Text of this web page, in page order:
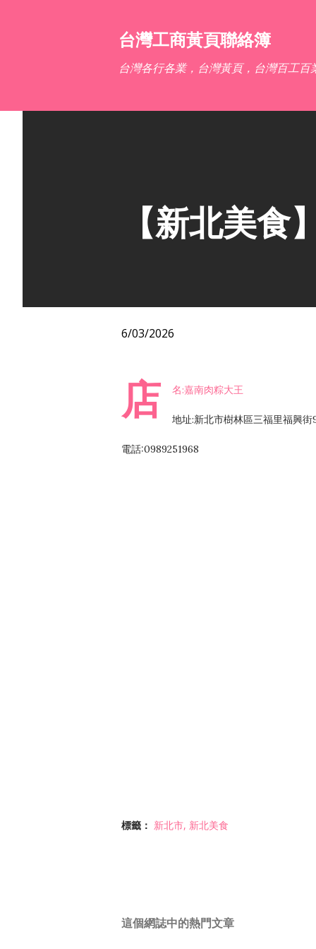
台灣工商黃頁聯絡簿
台灣各行各業，台灣黃頁，台灣百工百
【新北美食
6/03/2026
店 名:嘉南肉粽大王
地址:新北市樹林區三福里福興街
電話:0989251968
標籤： 新北市 新北美食
這個網誌中的熱門文章